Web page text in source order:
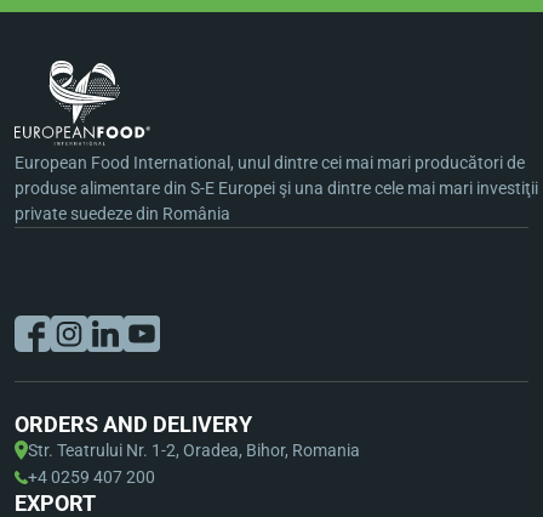
European Food International, unul dintre cei mai mari producători de
produse alimentare din S-E Europei şi una dintre cele mai mari investiţii
private suedeze din România
ORDERS AND DELIVERY
Str. Teatrului Nr. 1-2, Oradea, Bihor, Romania
+4 0259 407 200
EXPORT